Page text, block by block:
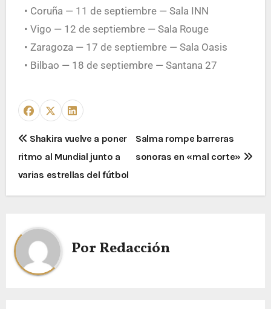
• Coruña — 11 de septiembre — Sala INN
• Vigo — 12 de septiembre — Sala Rouge
• Zaragoza — 17 de septiembre — Sala Oasis
• Bilbao — 18 de septiembre — Santana 27
Shakira vuelve a poner
ritmo al Mundial junto a
varias estrellas del fútbol
Salma rompe barreras
sonoras en «mal corte»
PorRedacción